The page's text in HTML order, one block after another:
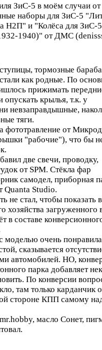
ЗиС-5 в моём случаи
наборы для ЗиС-5
Н2П" и "Колёса для ЗиС-
1940)" от ДМС
тормозные
как родные. По
прижимать
опускать крылья, т.к. у
невзаправдышные,
тяги.
фототравление от
"рабочие"), что бы
две свечи, проводку,
от SPM. Стёкла фар
самодел, приборная
Quanta Studio.
не стал, чтобы показать
хозяйства загруженного
в составе
моделью очень
сказывается
автомобилей. НО,
парка добавляет
По конверсии
там только карданчик
стороне КПП самому
масло Сонет,